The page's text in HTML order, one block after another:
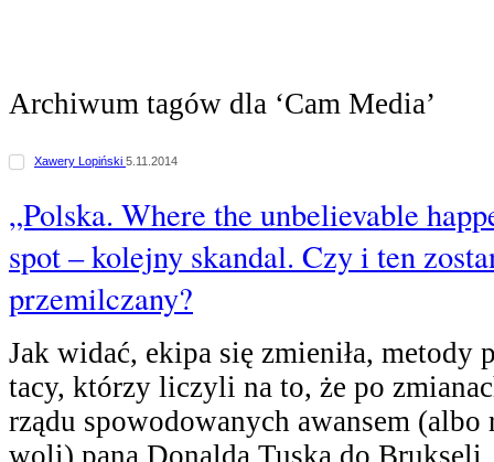
Archiwum tagów dla ‘Cam Media’
Xawery Lopiński 5.11.2014
„Polska. Where the unbelievable
spot – kolejny skandal. Czy i ten
przemilczany?
Jak widać, ekipa się zmieniła, metody
tacy, którzy liczyli na to, że po
rządu spowodowanych awansem